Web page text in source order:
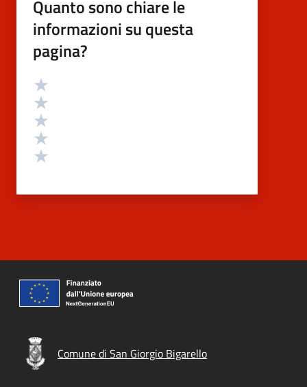
Quanto sono chiare le
informazioni su questa
pagina?
Valutazione
Comune di San Giorgio Bigarello